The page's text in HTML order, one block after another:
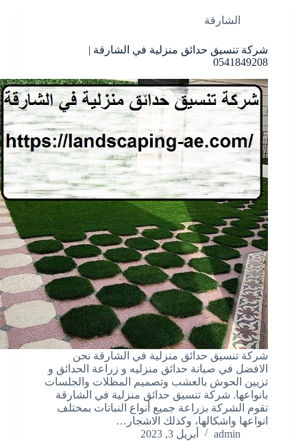
الشارقة
شركة تنسيق حدائق منزلية في الشارقة |
0541849208
شركة تنسيق حدائق منزلية في الشارقة نحن
الافضل في صيانة حدائق منزليه و زراعة الحدائق و
تزيين الحوش بالعشب وتصميم المظلات والجلسات
بانواعها. شركة تنسيق حدائق منزلية في الشارقة
تقوم الشركة بزراعة جميع أنواع النباتات بمختلف
انواعها واشكالها، وكذلك الاشجار…
admin
أبريل 3, 2023